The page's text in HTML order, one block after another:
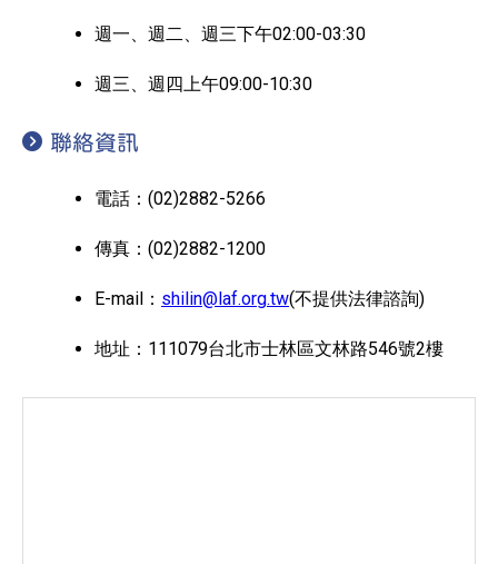
週一、週二、週三下午02:00-03:30
週三、週四上午09:00-10:30
聯絡資訊
電話：(02)2882-5266
傳真：(02)2882-1200
E-mail： shilin@laf.org.tw(不提供法律諮詢)
地址：111079台北市士林區文林路546號2樓